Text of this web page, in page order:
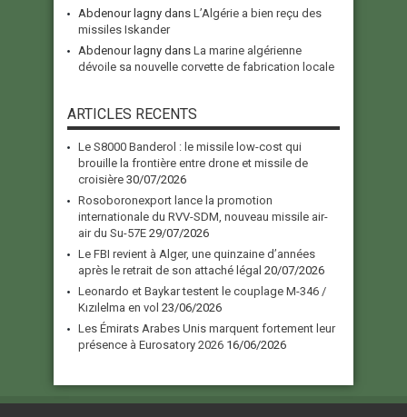
Abdenour lagny dans L’Algérie a bien reçu des
missiles Iskander
Abdenour lagny dans La marine algérienne
dévoile sa nouvelle corvette de fabrication locale
ARTICLES RECENTS
Le S8000 Banderol : le missile low-cost qui
brouille la frontière entre drone et missile de
croisière 30/07/2026
Rosoboronexport lance la promotion
internationale du RVV-SDM, nouveau missile air-
air du Su-57E 29/07/2026
Le FBI revient à Alger, une quinzaine d’années
après le retrait de son attaché légal 20/07/2026
Leonardo et Baykar testent le couplage M-346 /
Kızılelma en vol 23/06/2026
Les Émirats Arabes Unis marquent fortement leur
présence à Eurosatory 2026 16/06/2026